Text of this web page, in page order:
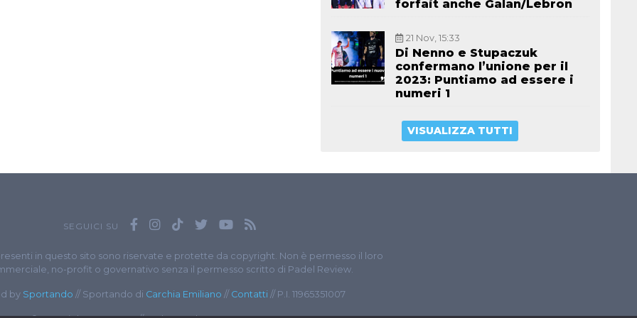
forfait anche Galan/Lebron
21 Nov, 15:33
Di Nenno e Stupaczuk
confermano l’unione per il
2023: Puntiamo ad essere i
numeri 1
VISUALIZZA TUTTI
SEGUICI SU
in questo sito sono riservate e protette da copyright. Non è permesso il loro
no-profit o governativo senza il permesso scritto di Padel Review.
by Sportando // Sportando di Carchia Emiliano // Contatti // P.I. 11965351007